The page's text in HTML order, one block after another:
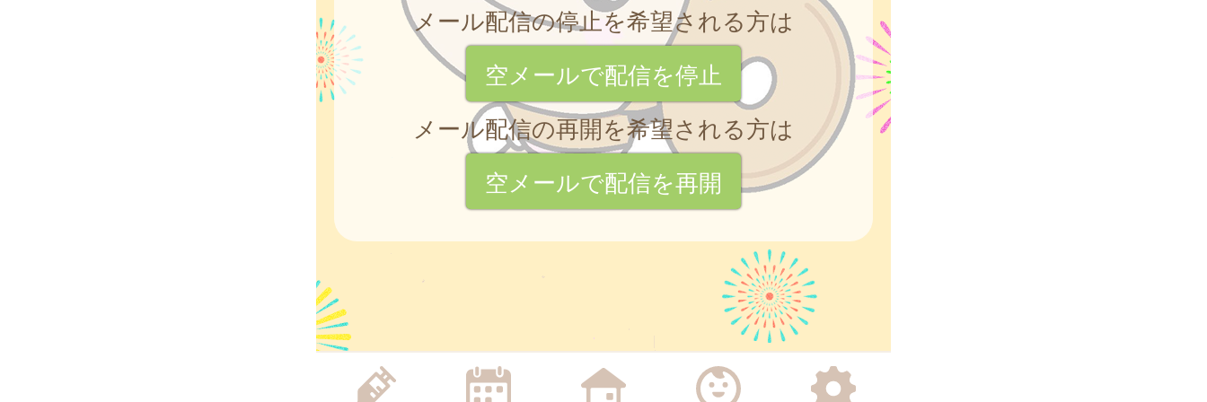
メール配信の停止を希望される方は
空メールで配信を停止
メール配信の再開を希望される方は
空メールで配信を再開